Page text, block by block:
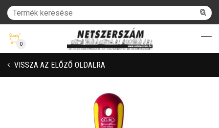
0
VISSZA AZ ELŐZŐ OLDALRA